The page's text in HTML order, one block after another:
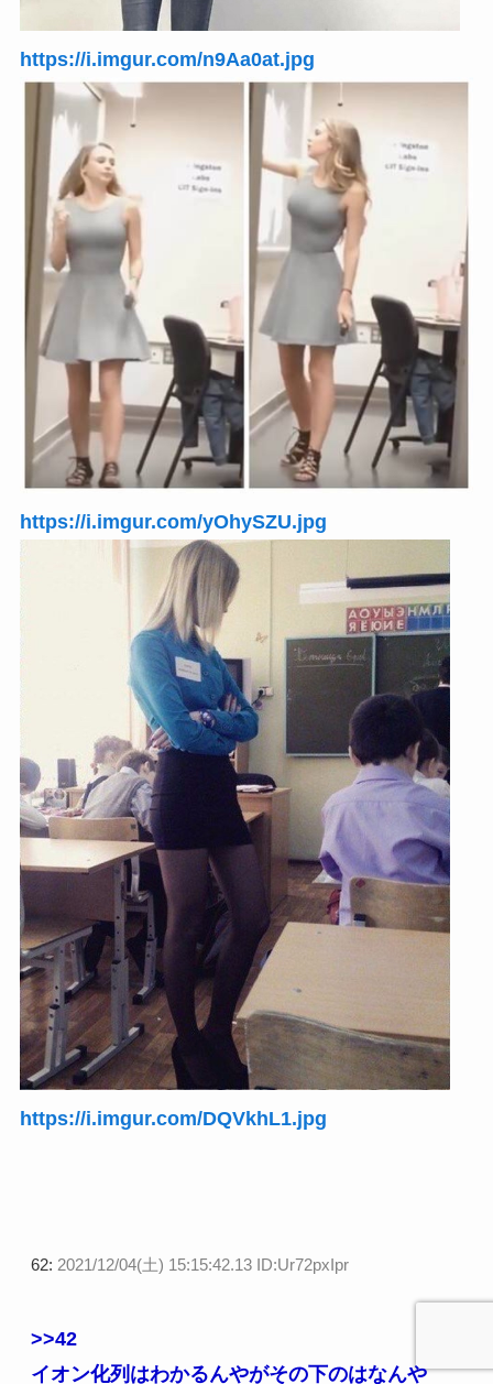
https://i.imgur.com/n9Aa0at.jpg
https://i.imgur.com/yOhySZU.jpg
https://i.imgur.com/DQVkhL1.jpg
62: 2021/12/04(土) 15:15:42.13 ID:Ur72pxIpr
>>42
イオン化列はわかるんやがその下のはなんや